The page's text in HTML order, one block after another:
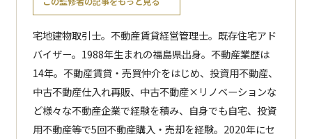
宅地建物取引士。不動産賃貸経営管理士。既存住宅アド
バイザー。1988年生まれの福島県出身。不動産業歴は
14年。不動産賃貸・売買仲介をはじめ、投資用不動産、
中古不動産仕入れ再販、中古不動産×リノベーションな
ど様々な不動産企業で経験を積み、自身でも自宅、投資
用不動産等で5回不動産購入・売却を経験。2020年にセ